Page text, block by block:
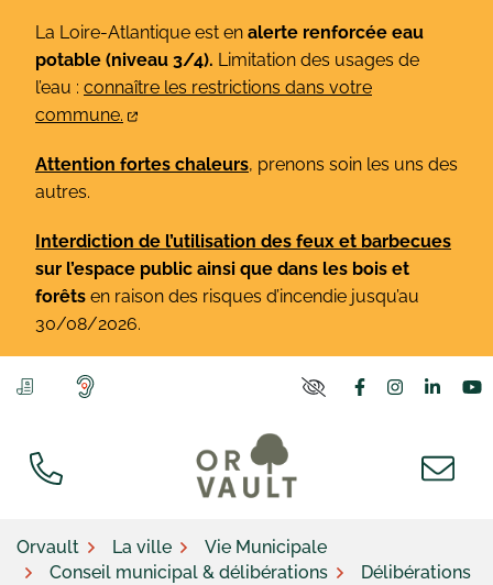
contenu
La Loire-Atlantique est en alerte renforcée eau
potable (niveau 3/4). Limitation des usages de
l’eau : connaître les restrictions dans votre
commune.
Attention fortes chaleurs, prenons soin les uns des
autres.
Interdiction de l’utilisation des feux et barbecues
sur l’espace public ainsi que dans les bois et
forêts en raison des risques d’incendie jusqu’au
30/08/2026.
Lien vers le
Lien vers
Lien
Orvault La ville
Vie Municipale
Conseil municipal & délibérations
Délibérations